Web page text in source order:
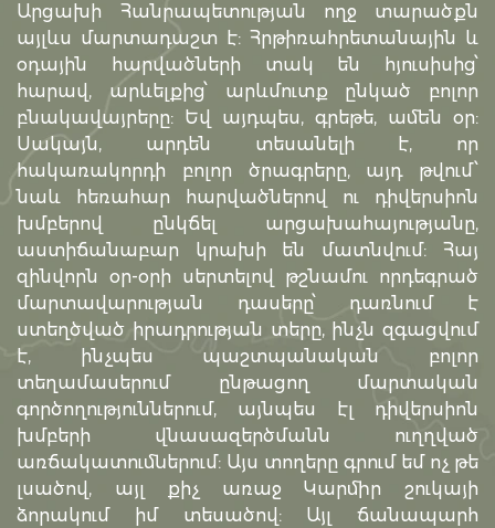
Արցախի Հանրապետության ողջ տարածքն
այլևս մարտադաշտ է: Հրթիռահրետանային և
օդային հարվածների տակ են հյուսիսից՝
հարավ, արևելքից՝ արևմուտք ընկած բոլոր
բնակավայրերը: Եվ այդպես, գրեթե, ամեն օր:
Սակայն, արդեն տեսանելի է, որ
հակառակորդի բոլոր ծրագրերը, այդ թվում՝
նաև հեռահար հարվածներով ու դիվերսիոն
խմբերով ընկճել արցախահայությանը,
աստիճանաբար կրախի են մատնվում: Հայ
զինվորն օր-օրի սերտելով թշնամու որդեգրած
մարտավարության դասերը՝ դառնում է
ստեղծված իրադրության տերը, ինչն զգացվում
է, ինչպես պաշտպանական բոլոր
տեղամասերում ընթացող մարտական
գործողություններում, այնպես էլ դիվերսիոն
խմբերի վնասազերծմանն ուղղված
առճակատումներում: Այս տողերը գրում եմ ոչ թե
լսածով, այլ քիչ առաջ Կարմիր շուկայի
ձորակում իմ տեսածով: Այլ ճանապարհ